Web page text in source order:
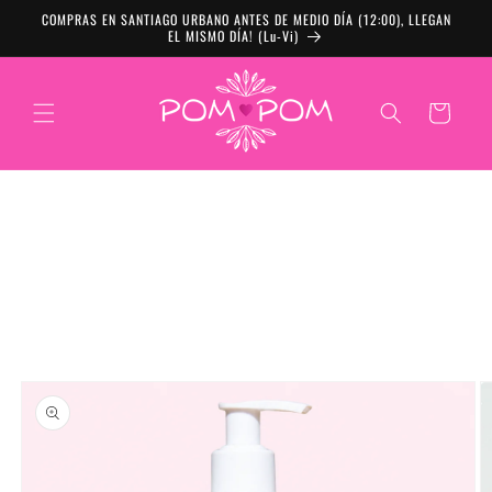
Ir directamente al
COMPRAS EN SANTIAGO URBANO ANTES DE MEDIO DÍA (12:00), LLEGAN
EL MISMO DÍA! (Lu-Vi)
Carrito